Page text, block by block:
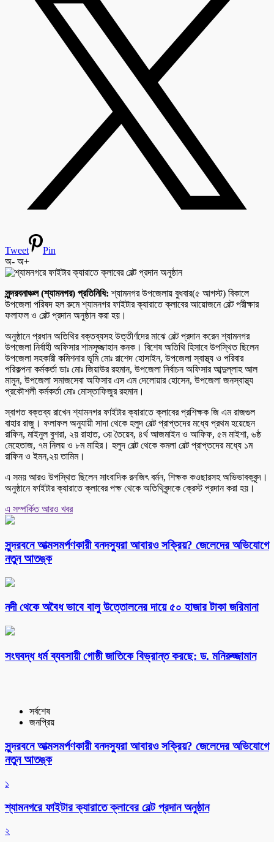
Tweet
Pin
অ- অ+
সুন্দরবনাঞ্চল (শ্যামনগর) প্রতিনিধি: শ্যামনগর উপজেলায় বুধবার(৫ আগস্ট) বিকালে
উপজেলা পরিষদ হল রুমে শ্যামনগর ফাইটার ক্যারাতে ক্লাবের আয়োজনে বেল্ট পরীক্ষার
ফলাফল ও বেল্ট প্রদান অনুষ্ঠান করা হয়।
অনুষ্ঠানে প্রধান অতিথির বক্তব্যসহ উত্তীর্ণদের মাঝে বেল্ট প্রদান করেন শ্যামনগর
উপজেলা নির্বাহী অফিসার শামসুজ্জাহান কনক। বিশেষ অতিথি হিসাবে উপস্থিত ছিলেন
উপজেলা সহকারী কমিশনার ভূমি মোঃ রাশেদ হোসাইন, উপজেলা স্বাস্থ্য ও পরিবার
পরিকল্পনা কর্মকর্তা ডাঃ মোঃ জিয়াউর রহমান, উপজেলা নির্বাচন অফিসার আব্দুল্লাহ আল
মামুন, উপজেলা সমাজসেবা অফিসার এস এম দেলোয়ার হোসেন, উপজেলা জনস্বাস্থ্য
প্রকৌশলী কর্মকর্তা মোঃ মোস্তাফিজুর রহমান।
স্বাগত বক্তব্য রাখেন শ্যামনগর ফাইটার ক্যারাতে ক্লাবের প্রশিক্ষক জি এম রাজগুল
বাহার রাজু। ফলাফল অনুযায়ী সাদা থেকে হলুদ বেল্ট প্রাপ্তদের মধ্যে প্রথম হয়েছেন
রাফিন, মাইনুল বুশরা, ২য় রাহাত, ৩য় তৈয়েব, ৪র্থ আজমাইন ও আফিফ, ৫ম মাইশা, ৬ষ্ঠ
মেহেতাজ, ৭ম নিলয় ও ৮ম মাহির। হলুদ বেল্ট থেকে কমলা বেল্ট প্রাপ্তদের মধ্যে ১ম
রাফিন ও ইমন,২য় তামিম।
এ সময় আরও উপস্থিত ছিলেন সাংবাদিক রনজিৎ বর্মন, শিক্ষক কওছারসহ অভিভাবকবৃন্দ।
অনুষ্ঠানে ফাইটার ক্যারাতে ক্লাবের পক্ষ থেকে অতিথিবৃন্দকে ক্রেস্ট প্রদান করা হয়।
এ সম্পর্কিত আরও খবর
সুন্দরবনে আত্মসমর্পণকারী বনদস্যুরা আবারও সক্রিয়? জেলেদের অভিযোগে
নতুন আতঙ্ক
নদী থেকে অবৈধ ভাবে বালু উত্তোলনের দায়ে ৫০ হাজার টাকা জরিমানা
সংঘবদ্ধ ধর্ম ব্যবসায়ী গোষ্ঠী জাতিকে বিভ্রান্ত করছে: ড. মনিরুজ্জামান
সর্বশেষ
জনপ্রিয়
সুন্দরবনে আত্মসমর্পণকারী বনদস্যুরা আবারও সক্রিয়? জেলেদের অভিযোগে
নতুন আতঙ্ক
১
শ্যামনগরে ফাইটার ক্যারাতে ক্লাবের বেল্ট প্রদান অনুষ্ঠান
২